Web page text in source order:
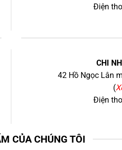
Điện
CHI
42 Hồ Ngọc Lân
(
Điện
CỦA CHÚNG TÔI